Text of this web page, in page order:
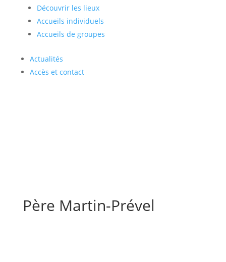
Découvrir les lieux
Accueils individuels
Accueils de groupes
Actualités
Accès et contact
Père Martin-Prével